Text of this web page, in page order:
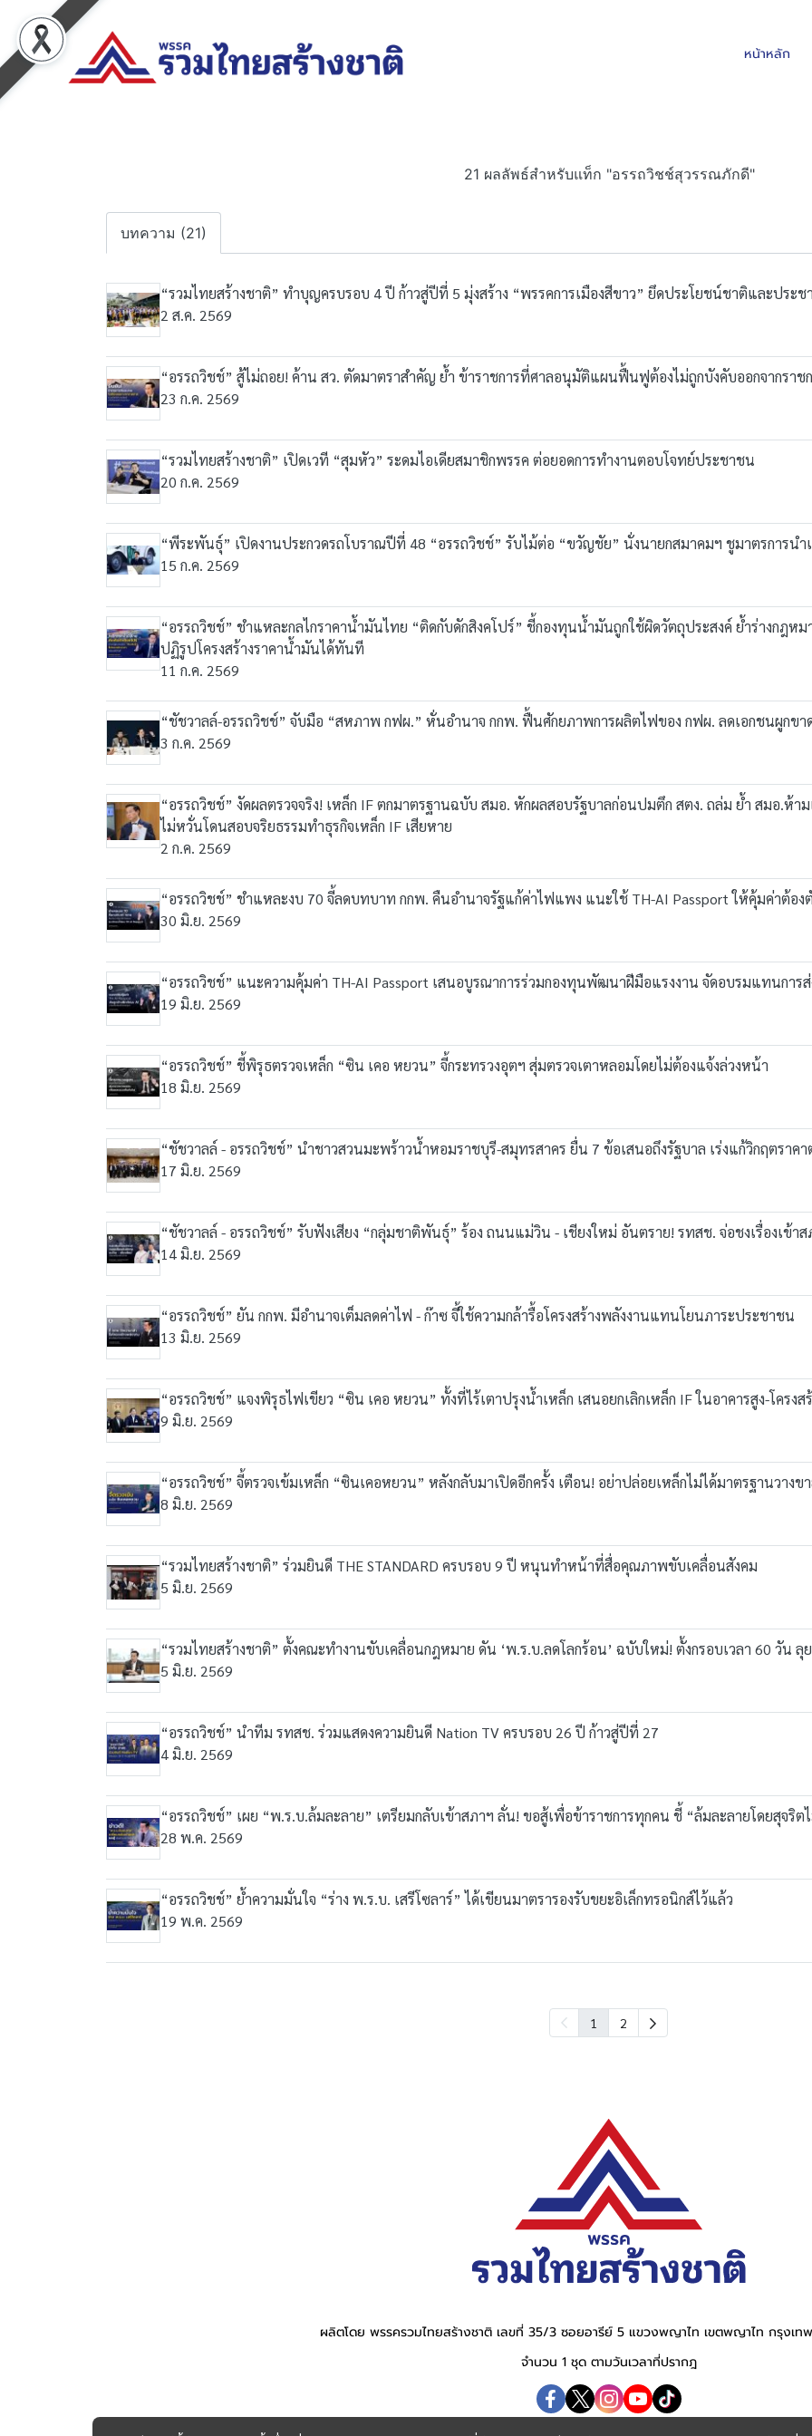
หน้าหลัก
21 ผลลัพธ์สำหรับแท็ก "อรรถวิชช์สุวรรณภักดี"
บทความ (21)
“รวมไทยสร้างชาติ” ทำบุญครบรอบ 4 ปี ก้าวสู่ปีที่ 5 มุ่งสร้าง “พรรคการเมืองสีขาว” ยึดประโยชน์ชาติและประช
2 ส.ค. 2569
“อรรถวิชช์” สู้ไม่ถอย! ค้าน สว. ตัดมาตราสำคัญ ย้ำ ข้าราชการที่ศาลอนุมัติแผนฟื้นฟูต้องไม่ถูกบังคับออกจากรา
23 ก.ค. 2569
“รวมไทยสร้างชาติ” เปิดเวที “สุมหัว” ระดมไอเดียสมาชิกพรรค ต่อยอดการทำงานตอบโจทย์ประชาชน
20 ก.ค. 2569
“พีระพันธุ์” เปิดงานประกวดรถโบราณปีที่ 48 “อรรถวิชช์” รับไม้ต่อ “ขวัญชัย” นั่งนายกสมาคมฯ ชูมาตรการนำ
15 ก.ค. 2569
“อรรถวิชช์” ชำแหละกลไกราคาน้ำมันไทย “ติดกับดักสิงคโปร์” ชี้กองทุนน้ำมันถูกใช้ผิดวัตถุประสงค์ ย้ำร่างกฎ
ปฏิรูปโครงสร้างราคาน้ำมันได้ทันที
11 ก.ค. 2569
“ชัชวาลล์-อรรถวิชช์” จับมือ “สหภาพ กฟผ.” หั่นอำนาจ กกพ. ฟื้นศักยภาพการผลิตไฟของ กฟผ. ลดเอกชนผูกขา
3 ก.ค. 2569
“อรรถวิชช์” งัดผลตรวจจริง! เหล็ก IF ตกมาตรฐานฉบับ สมอ. หักผลสอบรัฐบาลก่อนปมตึก สตง. ถล่ม ย้ำ สมอ.ห้า
ไม่หวั่นโดนสอบจริยธรรมทำธุรกิจเหล็ก IF เสียหาย
2 ก.ค. 2569
“อรรถวิชช์” ชำแหละงบ 70 จี้ลดบทบาท กกพ. คืนอำนาจรัฐแก้ค่าไฟแพง แนะใช้ TH-AI Passport ให้คุ้มค่าต้อง
30 มิ.ย. 2569
“อรรถวิชช์” แนะความคุ้มค่า TH-AI Passport เสนอบูรณาการร่วมกองทุนพัฒนาฝีมือแรงงาน จัดอบรมแทนการ
19 มิ.ย. 2569
“อรรถวิชช์” ชี้พิรุธตรวจเหล็ก “ซิน เคอ หยวน” จี้กระทรวงอุตฯ สุ่มตรวจเตาหลอมโดยไม่ต้องแจ้งล่วงหน้า
18 มิ.ย. 2569
“ชัชวาลล์ - อรรถวิชช์” นำชาวสวนมะพร้าวน้ำหอมราชบุรี-สมุทรสาคร ยื่น 7 ข้อเสนอถึงรัฐบาล เร่งแก้วิกฤตราค
17 มิ.ย. 2569
“ชัชวาลล์ - อรรถวิชช์” รับฟังเสียง “กลุ่มชาติพันธุ์” ร้อง ถนนแม่วิน - เชียงใหม่ อันตราย! รทสช. จ่อชงเรื่องเข้าส
14 มิ.ย. 2569
“อรรถวิชช์” ยัน กกพ. มีอำนาจเต็มลดค่าไฟ - ก๊าซ จี้ใช้ความกล้ารื้อโครงสร้างพลังงานแทนโยนภาระประชาชน
13 มิ.ย. 2569
“อรรถวิชช์” แจงพิรุธไฟเขียว “ซิน เคอ หยวน” ทั้งที่ไร้เตาปรุงน้ำเหล็ก เสนอยกเลิกเหล็ก IF ในอาคารสูง-โครง
9 มิ.ย. 2569
“อรรถวิชช์” จี้ตรวจเข้มเหล็ก “ซินเคอหยวน” หลังกลับมาเปิดอีกครั้ง เตือน! อย่าปล่อยเหล็กไม่ได้มาตรฐานวางข
8 มิ.ย. 2569
“รวมไทยสร้างชาติ” ร่วมยินดี THE STANDARD ครบรอบ 9 ปี หนุนทำหน้าที่สื่อคุณภาพขับเคลื่อนสังคม
5 มิ.ย. 2569
“รวมไทยสร้างชาติ” ตั้งคณะทำงานขับเคลื่อนกฎหมาย ดัน ‘พ.ร.บ.ลดโลกร้อน’ ฉบับใหม่! ตั้งกรอบเวลา 60 วัน ลุ
5 มิ.ย. 2569
“อรรถวิชช์” นำทีม รทสช. ร่วมแสดงความยินดี Nation TV ครบรอบ 26 ปี ก้าวสู่ปีที่ 27
4 มิ.ย. 2569
“อรรถวิชช์” เผย “พ.ร.บ.ล้มละลาย” เตรียมกลับเข้าสภาฯ ลั่น! ขอสู้เพื่อข้าราชการทุกคน ชี้ “ล้มละลายโดยสุจริต
28 พ.ค. 2569
“อรรถวิชช์” ย้ำความมั่นใจ “ร่าง พ.ร.บ. เสรีโซลาร์” ได้เขียนมาตรารองรับขยะอิเล็กทรอนิกส์ไว้แล้ว
19 พ.ค. 2569
1 2
ผลิตโดย พรรครวมไทยสร้างชาติ เลขที่ 35/3 ซอยอารีย์ 5 แขวงพญาไท เขตพญาไท กรุงเท
จำนวน 1 ชุด ตามวันเวลาที่ปรากฎ